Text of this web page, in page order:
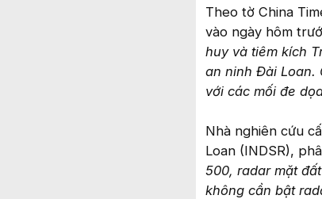
Theo tờ China
vào ngày hôm
huy và tiêm kích
an ninh Đài Loan.
với các mối đe
Nhà nghiên cứu
Loan (INDSR),
500, radar mặt
không cần bật